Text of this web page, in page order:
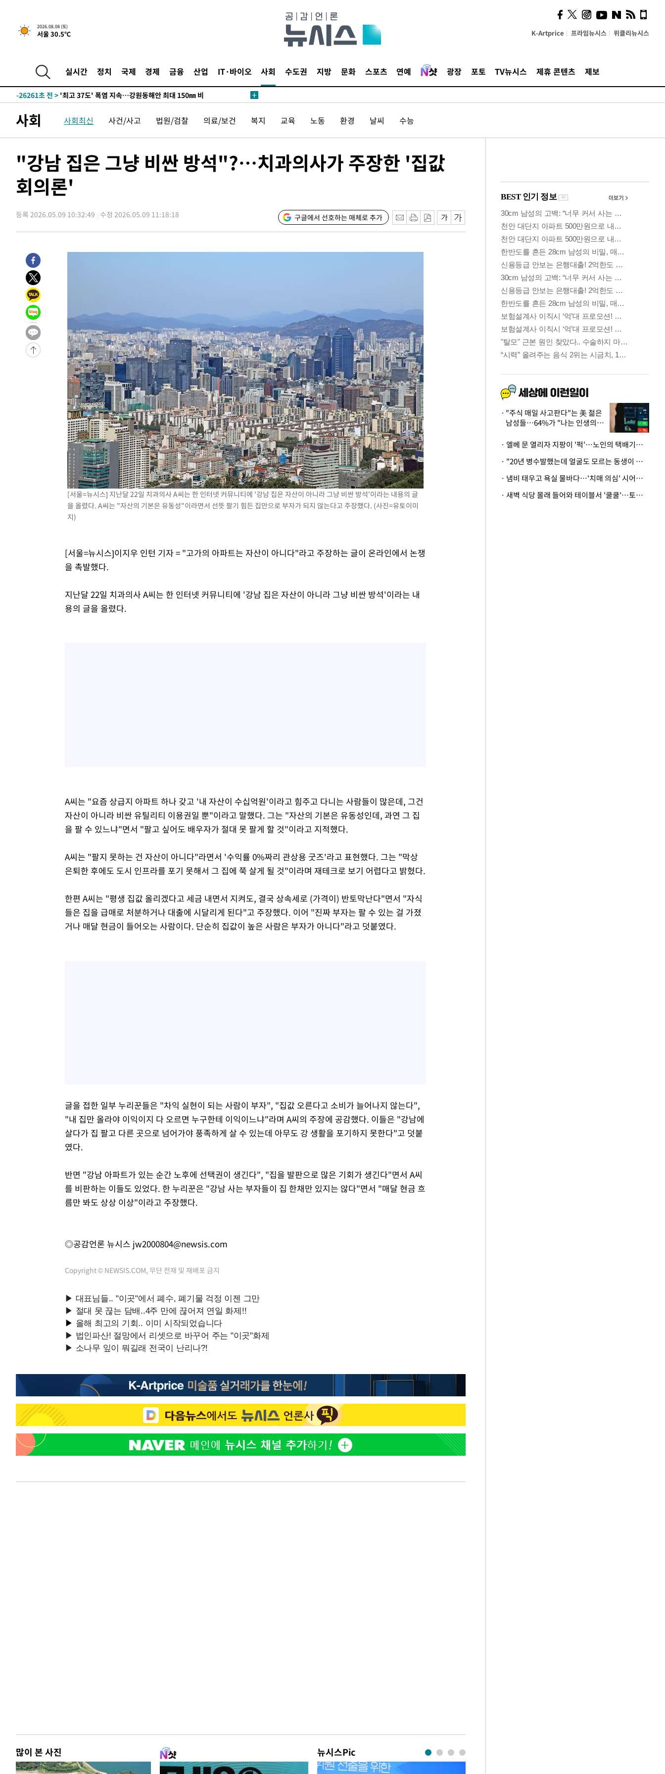
2026.08.08 (토)
서울 30.5℃ K-Artprice 프라임뉴시스 위클리뉴시스
실시간 정치 국제 경제 금융 산업 IT·바이오 사회 수도권 지방 문화 스포츠 연예 광장 포토 TV뉴시스 제휴 콘텐츠 제보
-19387초 전 >
-26261초 전 > '최고 37도' 폭염 지속…강원동해안 최대 150㎜ 비
-26261초 전 >
'최고 37도' 폭염 지속…강원동해안 최대 150㎜ 비
-19387초 전 >[속보]뉴욕증시 상승 마감…S&P 0.6% 나스닥 1.3%↑
사회 사회최신 사건/사고 법원/검찰 의료/보건 복지 교육 노동 환경 날씨 수능
"강남 집은 그냥 비싼 방석"?…치과의사가 주장한 '집값
회의론'
등록 2026.05.09 10:32:49 수정 2026.05.09 11:18:18 구글에서 선호하는 매체로 추가
[서울=뉴시스] 지난달 22일 치과의사 A씨는 한 인터넷 커뮤니티에 '강남 집은 자산이 아니라 그냥 비싼 방석'이라는 내용의 글
을 올렸다. A씨는 "자산의 기본은 유동성"이라면서 선뜻 팔기 힘든 집만으로 부자가 되지 않는다고 주장했다. (사진=유토이미
지)
[서울=뉴시스]이지우 인턴 기자 = "고가의 아파트는 자산이 아니다"라고 주장하는 글이 온라인에서 논쟁
을 촉발했다.
지난달 22일 치과의사 A씨는 한 인터넷 커뮤니티에 '강남 집은 자산이 아니라 그냥 비싼 방석'이라는 내
용의 글을 올렸다.
A씨는 "요즘 상급지 아파트 하나 갖고 '내 자산이 수십억원'이라고 힘주고 다니는 사람들이 많은데, 그건
자산이 아니라 비싼 유틸리티 이용권일 뿐"이라고 말했다. 그는 "자산의 기본은 유동성인데, 과연 그 집
을 팔 수 있느냐"면서 "팔고 싶어도 배우자가 절대 못 팔게 할 것"이라고 지적했다.
A씨는 "팔지 못하는 건 자산이 아니다"라면서 '수익률 0%짜리 관상용 굿즈'라고 표현했다. 그는 "막상
은퇴한 후에도 도시 인프라를 포기 못해서 그 집에 쭉 살게 될 것"이라며 재테크로 보기 어렵다고 밝혔다.
한편 A씨는 "평생 집값 올리겠다고 세금 내면서 지켜도, 결국 상속세로 (가격이) 반토막난다"면서 "자식
들은 집을 급매로 처분하거나 대출에 시달리게 된다"고 주장했다. 이어 "진짜 부자는 팔 수 있는 걸 가졌
거나 매달 현금이 들어오는 사람이다. 단순히 집값이 높은 사람은 부자가 아니다"라고 덧붙였다.
글을 접한 일부 누리꾼들은 "차익 실현이 되는 사람이 부자", "집값 오른다고 소비가 늘어나지 않는다",
"내 집만 올라야 이익이지 다 오르면 누구한테 이익이느냐"라며 A씨의 주장에 공감했다. 이들은 "강남에
살다가 집 팔고 다른 곳으로 넘어가야 풍족하게 살 수 있는데 아무도 강 생활을 포기하지 못한다"고 덧붙
였다.
반면 "강남 아파트가 있는 순간 노후에 선택권이 생긴다", "집을 발판으로 많은 기회가 생긴다"면서 A씨
를 비판하는 이들도 있었다. 한 누리꾼은 "강남 사는 부자들이 집 한채만 있지는 않다"면서 "매달 현금 흐
름만 봐도 상상 이상"이라고 주장했다.
◎공감언론 뉴시스 jw2000804@newsis.com
Copyright © NEWSIS.COM, 무단 전재 및 재배포 금지
많이 본 사진 뉴시스Pic
시, 스마트폰 액세서리에
NFC 더했다
"주식 매일 사고판다"는 美 젊은
남성들…64%가 "나는 인생의
· 엘베 문 열리자 지팡이 '퍽'…노인의 택배기사 폭행 이유
· "20년 병수발했는데 얼굴도 모르는 동생이 유산 절반을"…배다른 형제 상속권 있을까
· 냄비 태우고 욕실 물바다…'치매 의심' 시어머니 검사 권유했다가 '날벼락'
· 새벽 식당 몰래 들어와 테이블서 '쿨쿨'…토사물 남기고 사라진 남성